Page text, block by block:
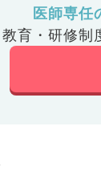
医師専任
教育・研修制